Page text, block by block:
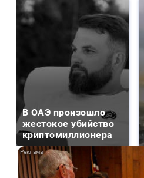
В ОАЭ произошло
жестокое убийство
криптомиллионера